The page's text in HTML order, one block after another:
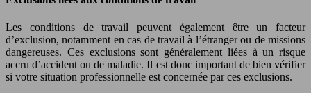
Les conditions de travail peuvent également être un facteur
d’exclusion, notamment en cas de travail à l’étranger ou de missions
dangereuses. Ces exclusions sont généralement liées à un risque
accru d’accident ou de maladie. Il est donc important de bien vérifier
si votre situation professionnelle est concernée par ces exclusions.